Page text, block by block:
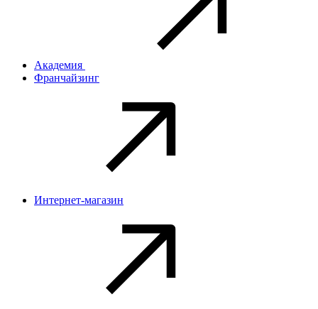
Академия
Франчайзинг
Интернет-магазин